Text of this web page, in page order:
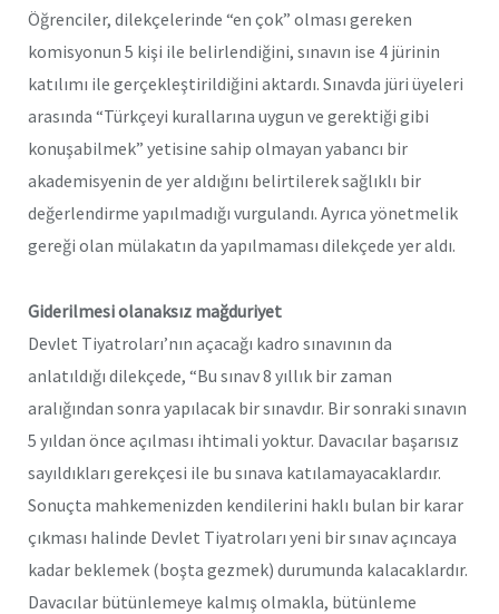
Öğrenciler, dilekçelerinde “en çok” olması gereken
komisyonun 5 kişi ile belirlendiğini, sınavın ise 4 jürinin
katılımı ile gerçekleştirildiğini aktardı. Sınavda jüri üyeleri
arasında “Türkçeyi kurallarına uygun ve gerektiği gibi
konuşabilmek” yetisine sahip olmayan yabancı bir
akademisyenin de yer aldığını belirtilerek sağlıklı bir
değerlendirme yapılmadığı vurgulandı. Ayrıca yönetmelik
gereği olan mülakatın da yapılmaması dilekçede yer aldı.
Giderilmesi olanaksız mağduriyet
Devlet Tiyatroları’nın açacağı kadro sınavının da
anlatıldığı dilekçede, “Bu sınav 8 yıllık bir zaman
aralığından sonra yapılacak bir sınavdır. Bir sonraki sınavın
5 yıldan önce açılması ihtimali yoktur. Davacılar başarısız
sayıldıkları gerekçesi ile bu sınava katılamayacaklardır.
Sonuçta mahkemenizden kendilerini haklı bulan bir karar
çıkması halinde Devlet Tiyatroları yeni bir sınav açıncaya
kadar beklemek (boşta gezmek) durumunda kalacaklardır.
Davacılar bütünlemeye kalmış olmakla, bütünleme